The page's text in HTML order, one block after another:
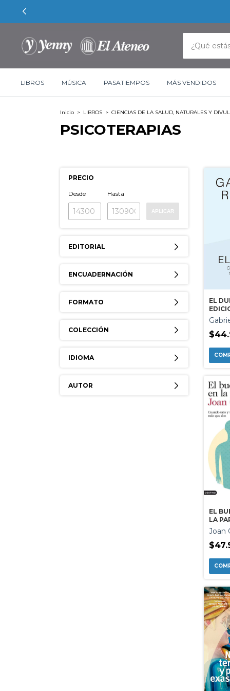
LIBROS MÚSICA PASATIEMPOS MÁS VENDIDOS
Inicio > LIBROS > CIENCIAS DE LA SALUD, NATURALES Y
PSICOTERAPIAS
PRECIO
Desde Hasta
APLICAR
EDITORIAL
ENCUADERNACIÓN
FORMATO
COLECCIÓN
IDIOMA
AUTOR
EL
EL
LA
Joan